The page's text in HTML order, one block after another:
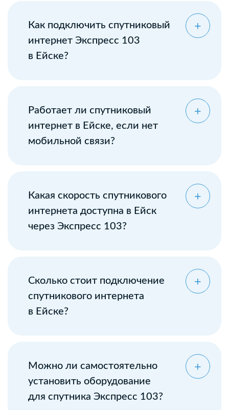
Как подключить спутниковый
интернет Экспресс 103
в Ейске?
Работает ли спутниковый
интернет в Ейске, если нет
мобильной связи?
Какая скорость спутникового
интернета доступна в Ейск
через Экспресс 103?
Сколько стоит подключение
спутникового интернета
в Ейске?
Можно ли самостоятельно
установить оборудование
для спутника Экспресс 103?